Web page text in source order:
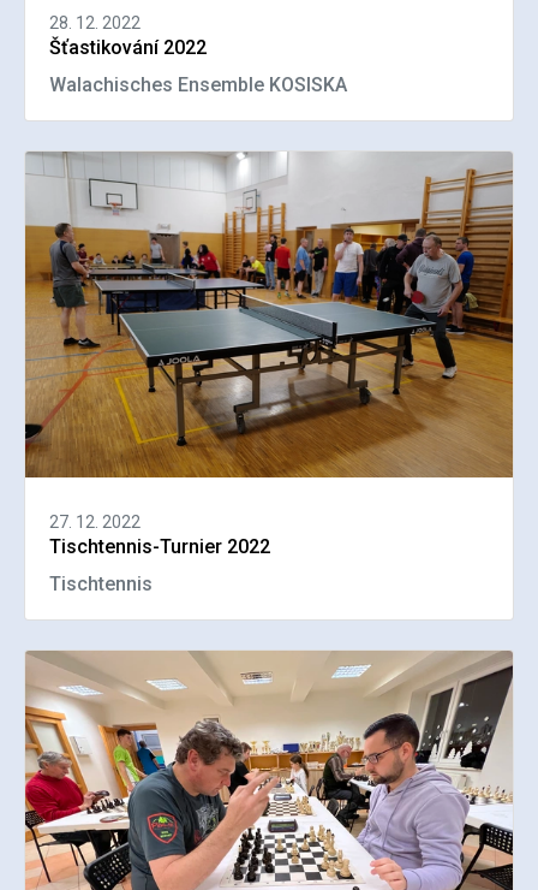
28. 12. 2022
Šťastikování 2022
Walachisches Ensemble KOSISKA
27. 12. 2022
Tischtennis-Turnier 2022
Tischtennis